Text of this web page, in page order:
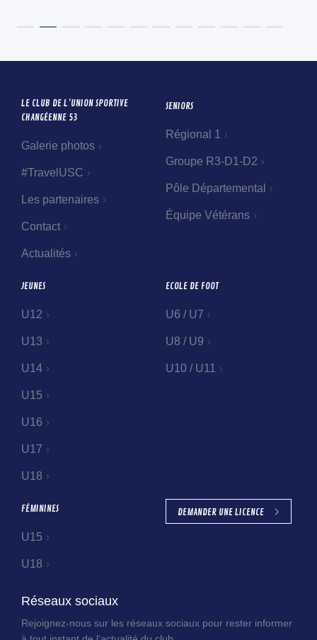
LE CLUB DE L’UNION SPORTIVE
CHANGÉENNE 53
Galerie photos
#TravelUSC
Les partenaires
Contact
Actualités
SENIORS
Régional 1
Groupe R3-D1-D2
Pôle Départemental
Équipe Vétérans
JEUNES
U12
U13
U14
U15
U16
U17
U18
ECOLE DE FOOT
U6 / U7
U8 / U9
U10 / U11
FÉMININES
U15
U18
DEMANDER UNE LICENCE
Réseaux sociaux
Rejoignez-nous sur les réseaux sociaux pour rester informer